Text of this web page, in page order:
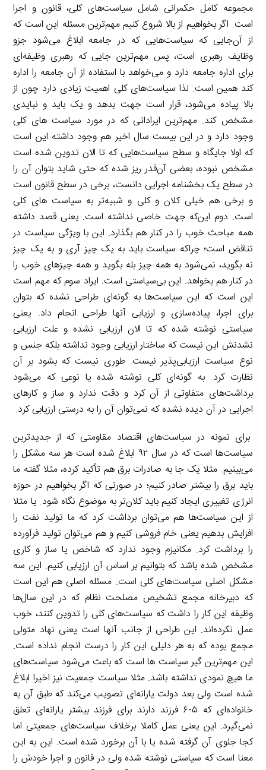
مجموعه کامل حکمرانی شامل سیاست‌های کلی، قانون و اجرا
است. اگر بخواهیم از بالا شروع کنیم مهم‌ترین مسئله این است که
از آن‌جایی که سیاست‌هایی که در جامعه ابلاغ می‌شود جزو
وظایف رهبری است، پس مهم‌ترین جایی که رهبری وظیفه‌ای
برای اداره جامعه دارد و می‌خواهد با استفاده از آن جامعه را اداره
کند همین است. لذا سیاست‌های کلی اهمیت زیادی دارد چون از
بالا پیاده می‌شود، قرار است جهت بدهد و یک باید و نبایدی
مشخص کند. مهم‌ترین ایراداتی که در مورد سیاست‌ های کلی
وجود دارد و در این بیست سال اخیر هم وجود داشته این است
که اولا جایگاه و سطح سیاست‌هایی که تا الان تدوین شده است
مشخص نبوده، بعضی آن‌قدر ریز شده که حتی شاید بتوان آن را
در سطح یک بخشنامه اجرایی دانست، برخی در سطح قانون است
و برخی هم خیلی کلان و کلی و شبیه‌تر به سیاست‌ های کلی
است. دوم این‌که جهت خاصی نداشته است. یعنی قصد داشته
همه مباحث خوب را در کنار هم بگذارد. این با ویژگی سیاست در
تناقض است؛ چراکه سیاست باید به یک چیز آری و به یک چیز
نه بگوید، نمی‌شود به همه چیز بله بگوید و همه چیزهای خوب را
در کنار هم بخواهد. این بی‌سیاستی است. ایراد سوم که مهم است
این است که این سیاست‌ها به گونه‌ای طراحی نشده که بتوان
برای اجرا، پیاده‌سازی و ارزیابی آنها طراحی انجام داد. یعنی
سیاستی نوشته شده که تا الان ارزیابی نشده و علت ارزیابی
نشدنش این نیست که ساختار ارزیابی وجود نداشته بلکه جنس و
نوع سیاست ارزیابی‌پذیر نیست. طوری نیست که بشود بر آن
نظارت کرد. به گونه‌ای کلی نوشته شده یا نوعی که می‌شود
برداشت‌های متفاوتی از آن کرد و دقت ندارد و ساز و کارهای
اجرایی در آن دیده نشده که نمی‌توان آن را به درستی ارزیابی کرد.
برای نمونه در سیاست‌های اقتصاد مقاومتی که از جدیدترین
سیاست‌ها است که در سال ۹۲ ابلاغ شده است هر سه مشکل را
می‌بینیم. مثلا یک جا به صادرات برق هم تأکید کرده، مثلا گفته ما
باید برق را بیشتر صادر کنیم؛ در صورتی که اگر بخواهیم در حوزه
انرژی تغییری ایجاد کنیم باید کلان‌تر به موضوع نگاه شود. یا مثلا
از این سیاست‌ها هم می‌توان برداشت کرد که ما تولید نفت را
افزایش بدهیم یعنی خام فروشی کنیم و هم می‌توان تولید فرآورده
را برداشت کرد. مکانیزم وجود ندارد که شاخص یا ساز و کاری
مشخص شده باشد که بتوانیم بر اساس آن ارزیابی کنیم. این سه
مشکل اصلی سیاست‌های کلی است. مسئله اصلی هم این است
که دبیرخانه مجمع تشخیص مصلحت نظام که در این سال‌ها
وظیفه این کار را داشت که سیاست‌های کلی را تدوین کنند، خوب
عمل نکرده‌اند. این طراحی از جانب آنها است یعنی نهاد متولی
مجمع بوده که به هر دلیلی این کار را درست انجام نداده است.
این مهم‌ترین گیر سیاست‌ ها است که باعث می‌شود سیاست‌های
ما هیچ نمودی نداشته باشد. مثلا سیاست جمعیت نیز اخیرا ابلاغ
شده است ولی بعد دولت یارانه‌ای تصویب می‌کند که طبق آن به
خانواده‌ای که ۵-۶ فرزند دارند برای فرزند بیشتر یارانه‌ای تعلق
نمی‌گیرد. این یعنی عمل کاملا برخلاف سیاست‌های جمعیتی اما
کجا جلوی آن گرفته شده یا با آن برخورد شده است. این به این
معنا است که سیاستی نوشته شده ولی در قانون و اجرا خودش را